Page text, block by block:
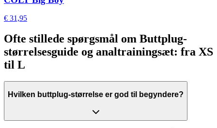
€ 31,95
Ofte stillede spørgsmål om Buttplug-
størrelsesguide og analtrainingsæt: fra XS
til L
Hvilken buttplug-størrelse er god til begyndere?